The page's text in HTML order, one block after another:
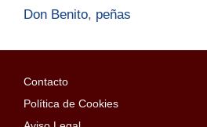
Don Benito, peñas
Contacto
Política de Cookies